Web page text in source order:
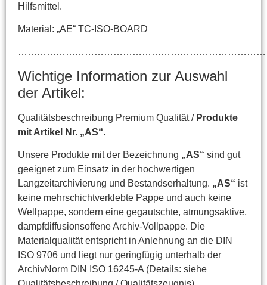
Hilfsmittel.
Material: „AE“ TC-ISO-BOARD
Wichtige Information zur Auswahl
der Artikel:
Qualitätsbeschreibung Premium Qualität / Produkte
mit Artikel Nr. „AS“.
Unsere Produkte mit der Bezeichnung „AS“ sind gut
geeignet zum Einsatz in der hochwertigen
Langzeitarchivierung und Bestandserhaltung. „AS“ ist
keine mehrschichtverklebte Pappe und auch keine
Wellpappe, sondern eine gegautschte, atmungsaktive,
dampfdiffusionsoffene Archiv-Vollpappe. Die
Materialqualität entspricht in Anlehnung an die DIN
ISO 9706 und liegt nur geringfügig unterhalb der
ArchivNorm DIN ISO 16245-A (Details: siehe